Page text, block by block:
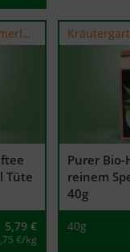
Kräutergarten Pommerland
Tüte
5,79 €
€/kg
Purer
reinem
40g
40g